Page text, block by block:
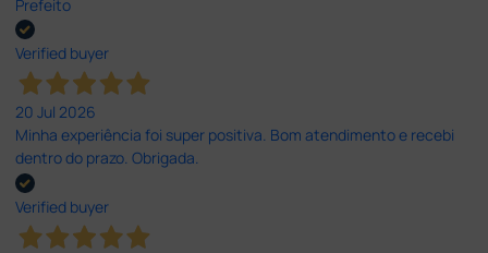
Prefeito
Verified buyer
20 Jul 2026
Minha experiência foi super positiva. Bom atendimento e recebi
dentro do prazo. Obrigada.
Verified buyer